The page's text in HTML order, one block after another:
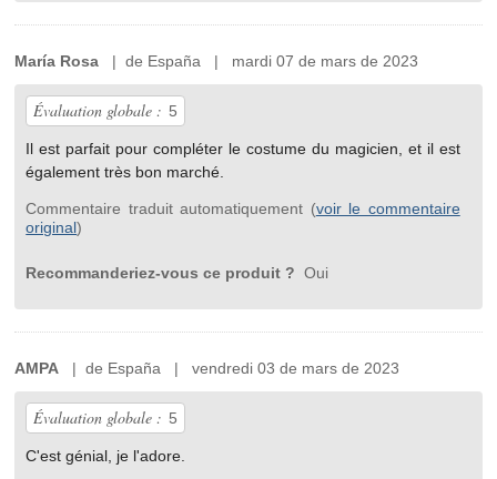
María Rosa | de España | mardi 07 de mars de 2023
Évaluation globale : 5
Il est parfait pour compléter le costume du magicien, et il est
également très bon marché.
Commentaire traduit automatiquement (voir le commentaire
original)
Recommanderiez-vous ce produit ? Oui
AMPA | de España | vendredi 03 de mars de 2023
Évaluation globale : 5
C'est génial, je l'adore.